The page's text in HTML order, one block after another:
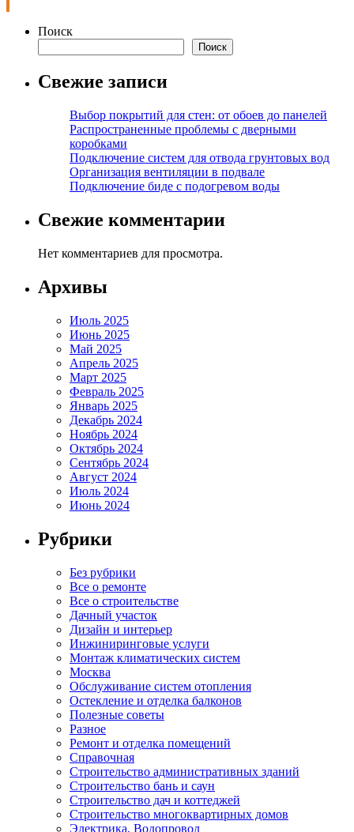
Поиск
Поиск
Свежие записи
Выбор покрытий для стен: от обоев до панелей
Распространенные проблемы с дверными
коробками
Подключение систем для отвода грунтовых вод
Организация вентиляции в подвале
Подключение биде с подогревом воды
Свежие комментарии
Нет комментариев для просмотра.
Архивы
Июль 2025
Июнь 2025
Май 2025
Апрель 2025
Март 2025
Февраль 2025
Январь 2025
Декабрь 2024
Ноябрь 2024
Октябрь 2024
Сентябрь 2024
Август 2024
Июль 2024
Июнь 2024
Рубрики
Без рубрики
Все о ремонте
Все о строительстве
Дачный участок
Дизайн и интерьер
Инжиниринговые услуги
Монтаж климатических систем
Москва
Обслуживание систем отопления
Остекление и отделка балконов
Полезные советы
Разное
Ремонт и отделка помещений
Справочная
Строительство административных зданий
Строительство бань и саун
Строительство дач и коттеджей
Строительство многоквартирных домов
Электрика, Водопровод